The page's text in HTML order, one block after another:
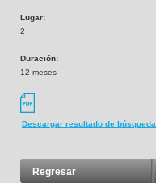
Lugar:
2
Duración:
12 meses
Descargar resultado de búsqueda
Regresar